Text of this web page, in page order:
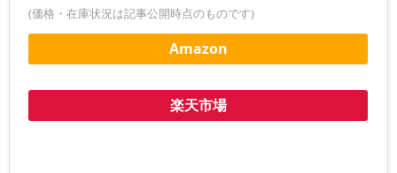
(価格・在庫状況は記事公開時点のものです)
Amazon
楽天市場